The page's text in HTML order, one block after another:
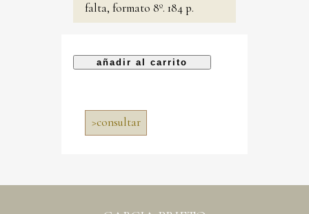
falta, formato 8º. 184 p.
>consultar